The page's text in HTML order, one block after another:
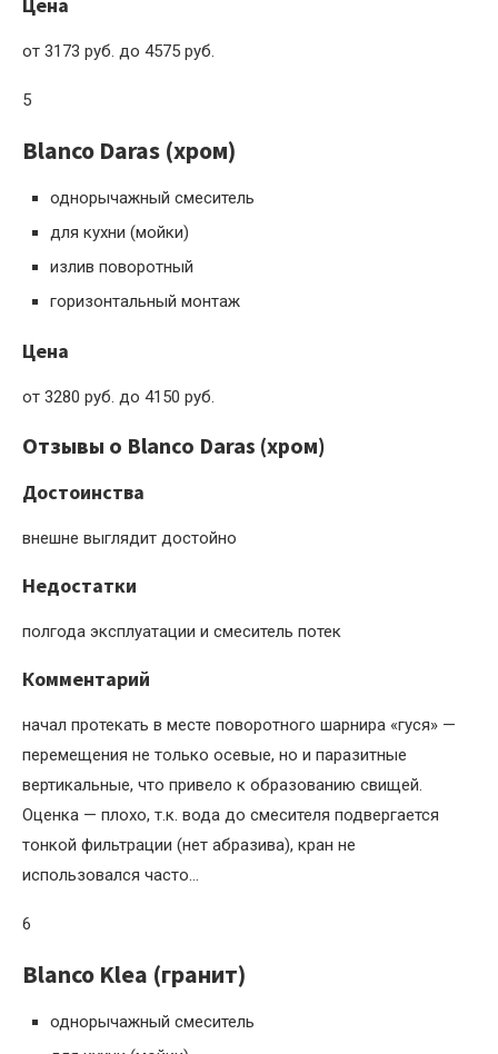
Цена
от 3173 руб. до 4575 руб.
5
Blanco Daras (хром)
однорычажный смеситель
для кухни (мойки)
излив поворотный
горизонтальный монтаж
Цена
от 3280 руб. до 4150 руб.
Отзывы о Blanco Daras (хром)
Достоинства
внешне выглядит достойно
Недостатки
полгода эксплуатации и смеситель потек
Комментарий
начал протекать в месте поворотного шарнира «гуся» —
перемещения не только осевые, но и паразитные
вертикальные, что привело к образованию свищей.
Оценка — плохо, т.к. вода до смесителя подвергается
тонкой фильтрации (нет абразива), кран не
использовался часто…
6
Blanco Klea (гранит)
однорычажный смеситель